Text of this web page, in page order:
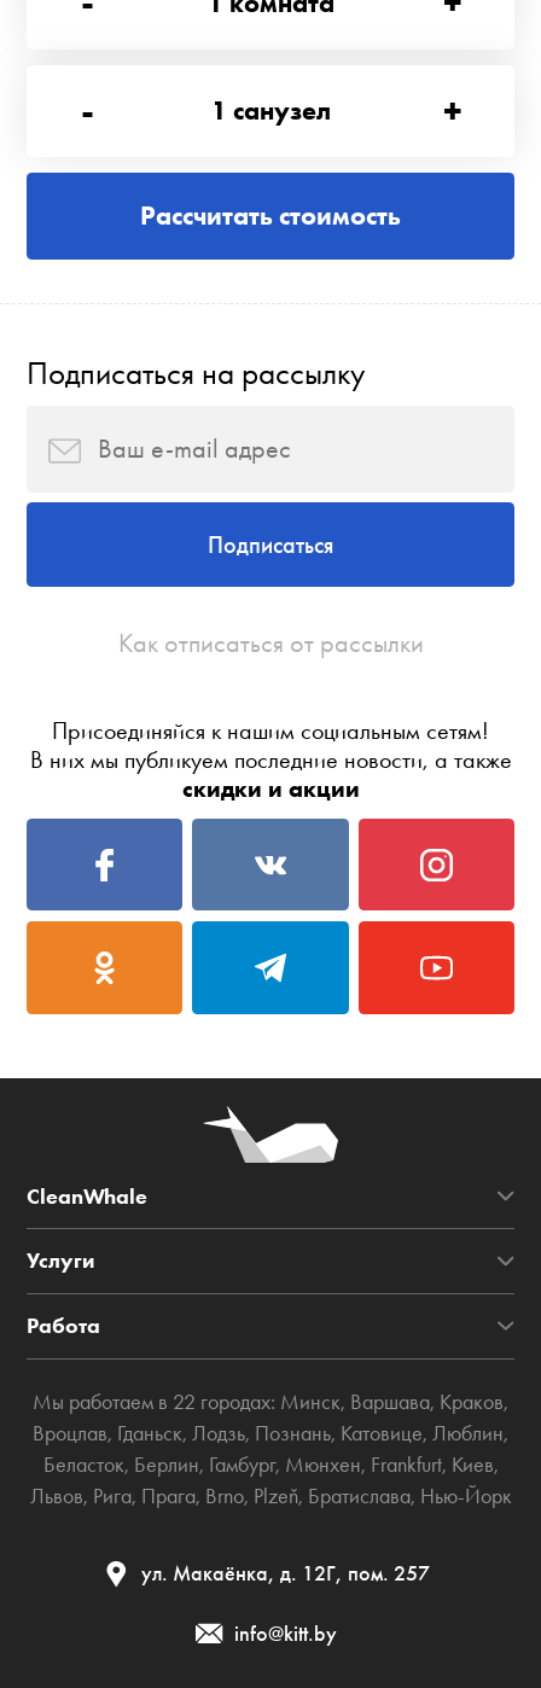
- 1 санузел +
Рассчитать стоимость
Подписаться на рассылку
Подписаться
Как отписаться от рассылки
Присоединяйся к нашим социальным сетям!
В них мы публикуем последние новости, а также
скидки и акции
CleanWhale
Услуги
Работа
Мы работаем в 22 городах: Минск, Варшава, Краков,
Вроцлав, Гданьск, Лодзь, Познань, Катовице, Люблин,
Беласток, Берлин, Гамбург, Мюнхен, Frankfurt, Киев,
Львов, Рига, Прага, Brno, Plzeň, Братислава, Нью-Йорк
ул. Макаёнка, д. 12Г, пом. 257
info@kitt.by